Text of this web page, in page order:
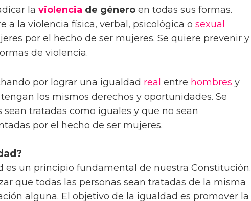
la violencia de género en todas sus formas.
a la violencia física, verbal, psicológica o sexual
por el hecho de ser mujeres. Se quiere prevenir y
de violencia.
por lograr una igualdad real entre hombres y
los mismos derechos y oportunidades. Se
tratadas como iguales y que no sean
por el hecho de ser mujeres.
es un principio fundamental de nuestra Constitución.
que todas las personas sean tratadas de la misma
alguna. El objetivo de la igualdad es promover la